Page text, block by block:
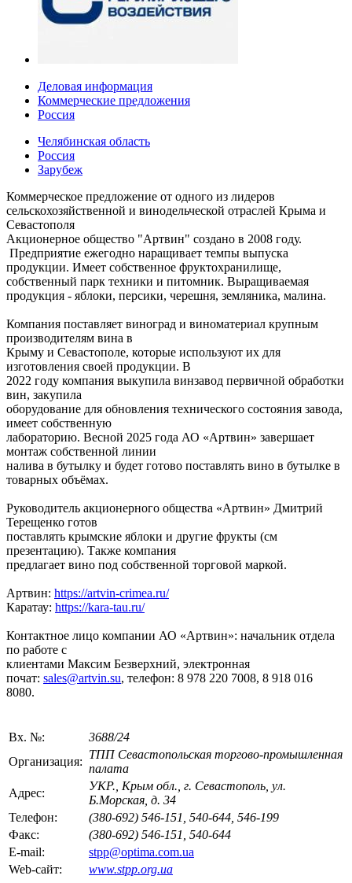
Деловая информация
Коммерческие предложения
Россия
Челябинская область
Россия
Зарубеж
Коммерческое предложение от одного из лидеров
сельскохозяйственной и винодельческой отраслей Крыма и
Севастополя
Акционерное общество "Артвин" создано в 2008 году.
Предприятие ежегодно наращивает темпы выпуска
продукции. Имеет собственное фруктохранилище,
собственный парк техники и питомник. Выращиваемая
продукция - яблоки, персики, черешня, земляника, малина.
Компания поставляет виноград и виноматериал крупным
производителям вина в
Крыму и Севастополе, которые используют их для
изготовления своей продукции. В
2022 году компания выкупила винзавод первичной обработки
вин, закупила
оборудование для обновления технического состояния завода,
имеет собственную
лабораторию. Весной 2025 года АО «Артвин» завершает
монтаж собственной линии
налива в бутылку и будет готово поставлять вино в бутылке в
товарных объёмах.
Руководитель акционерного общества «Артвин» Дмитрий
Терещенко готов
поставлять крымские яблоки и другие фрукты (см
презентацию). Также компания
предлагает вино под собственной торговой маркой.
Артвин: https://artvin-crimea.ru/
Каратау: https://kara-tau.ru/
Контактное лицо компании АО «Артвин»: начальник отдела
по работе с
клиентами Максим Безверхний, электронная
почат: sales@artvin.su, телефон: 8 978 220 7008, 8 918 016
8080.
Вх. №:
3688/24
Организация:
ТПП Севастопольская торгово-промышленная
палата
Адрес:
УКР., Крым обл., г. Севастополь, ул.
Б.Морская, д. 34
Телефон:
(380-692) 546-151, 540-644, 546-199
Факс:
(380-692) 546-151, 540-644
E-mail:
stpp@optima.com.ua
Web-сайт:
www.stpp.org.ua